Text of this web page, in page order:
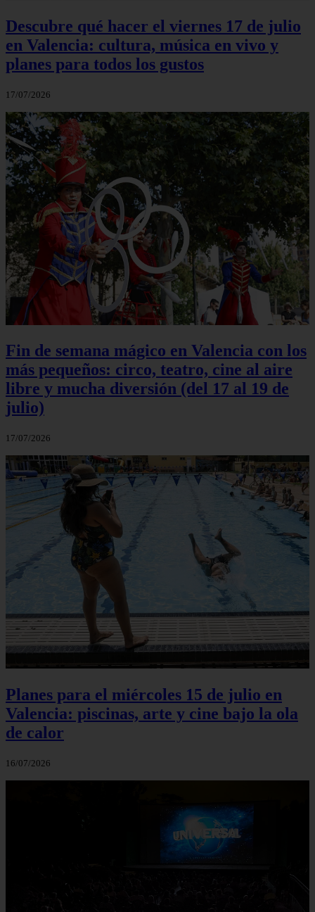
Descubre qué hacer el viernes 17 de julio
en Valencia: cultura, música en vivo y
planes para todos los gustos
17/07/2026
Fin de semana mágico en Valencia con los
más pequeños: circo, teatro, cine al aire
libre y mucha diversión (del 17 al 19 de
julio)
17/07/2026
Planes para el miércoles 15 de julio en
Valencia: piscinas, arte y cine bajo la ola
de calor
16/07/2026